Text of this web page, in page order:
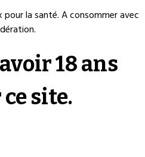
pour la santé. A consommer avec
18 ans
site.